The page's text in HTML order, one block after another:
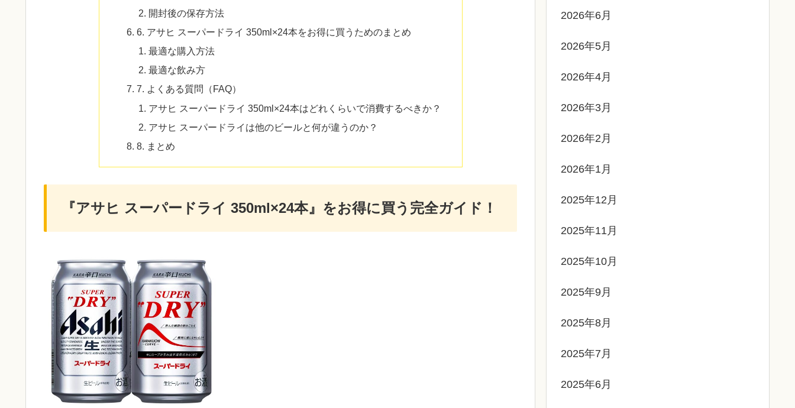
開封後の保存方法
6. アサヒ スーパードライ 350ml×24本をお得に買うためのまとめ
最適な購入方法
最適な飲み方
7. よくある質問（FAQ）
アサヒ スーパードライ 350ml×24本はどれくらいで消費するべきか？
アサヒ スーパードライは他のビールと何が違うのか？
8. まとめ
『アサヒ スーパードライ 350ml×24本』をお得に買う完全ガイド！
2026年6月
2026年5月
2026年4月
2026年3月
2026年2月
2026年1月
2025年12月
2025年11月
2025年10月
2025年9月
2025年8月
2025年7月
2025年6月